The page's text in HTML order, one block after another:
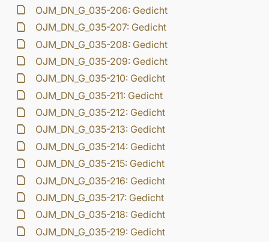
OJM_DN_G_035-206: Gedicht
OJM_DN_G_035-207: Gedicht
OJM_DN_G_035-208: Gedicht
OJM_DN_G_035-209: Gedicht
OJM_DN_G_035-210: Gedicht
OJM_DN_G_035-211: Gedicht
OJM_DN_G_035-212: Gedicht
OJM_DN_G_035-213: Gedicht
OJM_DN_G_035-214: Gedicht
OJM_DN_G_035-215: Gedicht
OJM_DN_G_035-216: Gedicht
OJM_DN_G_035-217: Gedicht
OJM_DN_G_035-218: Gedicht
OJM_DN_G_035-219: Gedicht